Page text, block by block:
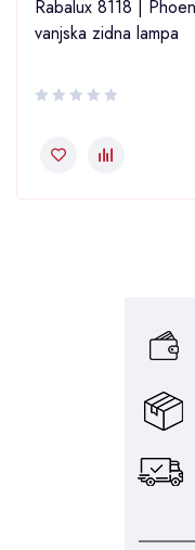
Rabalux 8118 |
vanjska zidna lampa